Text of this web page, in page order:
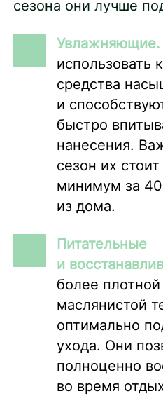
сезона они лучше
Увлажняющие.
использовать
средства
и
быстро
нанесения.
сезон их
минимум за
из дома.
Питательные
и
более плотной
маслянистой
оптимально
ухода. Они
полноценно
во время